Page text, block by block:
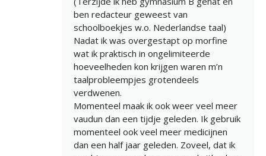
ben redacteur geweest van
schoolboekjes w.o. Nederlandse taal)
Nadat ik was overgestapt op morfine
wat ik praktisch in ongelimiteerde
hoeveelheden kon krijgen waren m’n
taalprobleempjes grotendeels
verdwenen.
Momenteel maak ik ook weer veel meer
vaudun dan een tijdje geleden. Ik gebruik
momenteel ook veel meer medicijnen
dan een half jaar geleden. Zoveel, dat ik